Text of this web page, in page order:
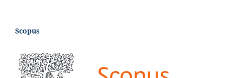
Scopus